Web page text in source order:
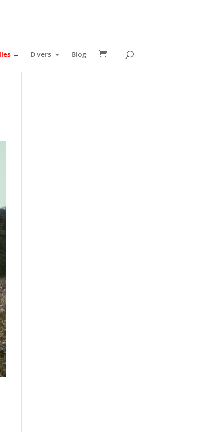
← Divers Blog